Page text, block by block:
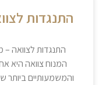
התנגדות
התנגדות לצוואה
המנוח צוואה היא
והמשמעותיים ביותר